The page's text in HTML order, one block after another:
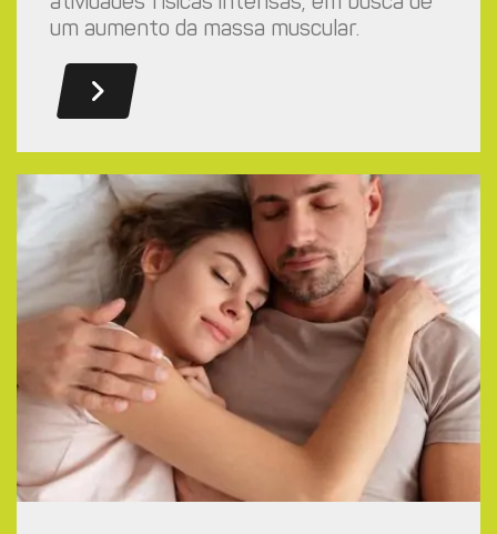
um aumento da massa muscular.